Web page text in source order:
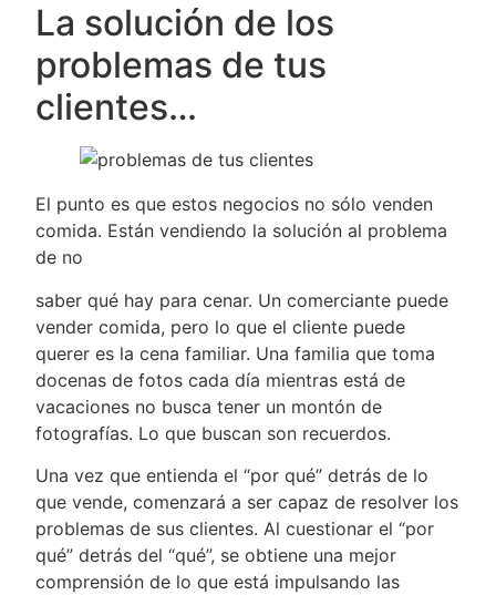
La solución de los
problemas de tus
clientes…
El punto es que estos negocios no sólo venden
comida. Están vendiendo la solución al problema
de no
saber qué hay para cenar. Un comerciante puede
vender comida, pero lo que el cliente puede
querer es la cena familiar. Una familia que toma
docenas de fotos cada día mientras está de
vacaciones no busca tener un montón de
fotografías. Lo que buscan son recuerdos.
Una vez que entienda el “por qué” detrás de lo
que vende, comenzará a ser capaz de resolver los
problemas de sus clientes. Al cuestionar el “por
qué” detrás del “qué”, se obtiene una mejor
comprensión de lo que está impulsando las